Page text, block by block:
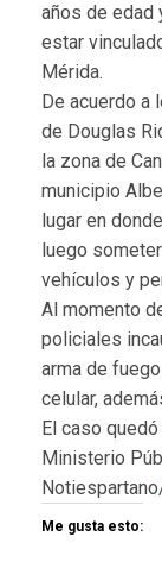
años de edad
estar
Mérida.
De acuerdo a
de Douglas
la zona de
municipio
lugar en
luego
vehículos y
Al momento
policiales
arma de
celular,
El caso
Ministerio
Me gusta esto: